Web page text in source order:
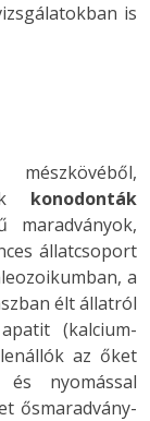
is
konodonták
maradványok,
állatcsoport
a
élt állatról
(kalcium-
az őket
nyomással
ősmaradvány-